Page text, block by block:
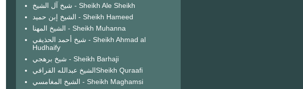
شيخ آل الشيخ - Sheikh Ale Sheikh
الشيخ إبن حميد - Sheikh Hameed
الشيخ المهنا - Sheikh Muhanna
شيخ أحمد الحذيفي - Sheikh Ahmad al
Hudhaify
شيخ برهجي - Sheikh Barhaji
الشيخ عبدالله القرافيSheikh Quraafi
الشيخ المغامسي - Sheikh Maghamsi